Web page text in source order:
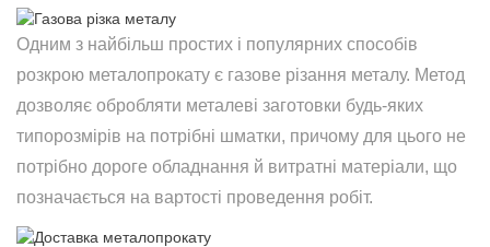
Одним з найбільш простих і популярних способів
розкрою металопрокату є газове різання металу. Метод
дозволяє обробляти металеві заготовки будь-яких
типорозмірів на потрібні шматки, причому для цього не
потрібно дороге обладнання й витратні матеріали, що
позначається на вартості проведення робіт.